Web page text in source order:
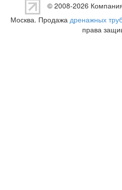
© 2008-2026
Москва. Продажа дренажных
права